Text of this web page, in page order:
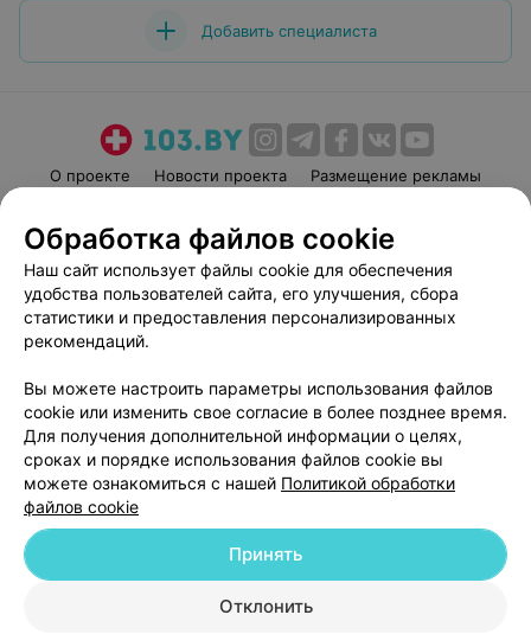
Добавить специалиста
О проекте Новости проекта
Размещение рекламы
Пользовательское соглашение
Способы оплаты
Вакансии
Партнеры
Написать руководителю 103.by
Обработка персональных данных
© 2026 ООО «Артокс Лаб», УНП 191700409
| 220012, Республика Беларусь,
г. Минск, улица Толбухина, 2, пом. 16 | help@103.by
Обработка файлов cookie
Наш сайт использует файлы cookie для обеспечения
удобства пользователей сайта, его улучшения, сбора
статистики и предоставления персонализированных
рекомендаций.
Вы можете настроить параметры использования файлов
cookie или изменить свое согласие в более позднее время.
Для получения дополнительной информации о целях,
сроках и порядке использования файлов cookie вы
можете ознакомиться с нашей Политикой обработки
файлов cookie
Отклонить
Принять